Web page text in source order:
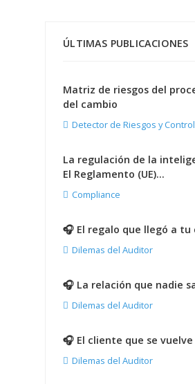
ÚLTIMAS PUBLICACIONES
Matriz de riesgos del
del cambio
Detector de Riesgos y
La regulación de la
El Reglamento (UE)...
Compliance
🎧 El regalo que llegó a tu
Dilemas del Auditor
🎧 La relación que nadie
Dilemas del Auditor
🎧 El cliente que se
Dilemas del Auditor